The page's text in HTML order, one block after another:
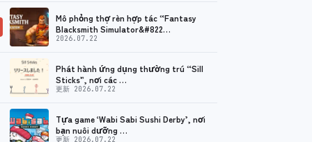
Mô phỏng thợ rèn hợp tác “Fantasy
Blacksmith Simulator&#822…
2026.07.22
Phát hành ứng dụng thường trú “Sill
Sticks”, nơi các …
更新 2026.07.22
Tựa game ‘Wabi Sabi Sushi Derby’, nơi
bạn nuôi dưỡng …
更新 2026.07.22